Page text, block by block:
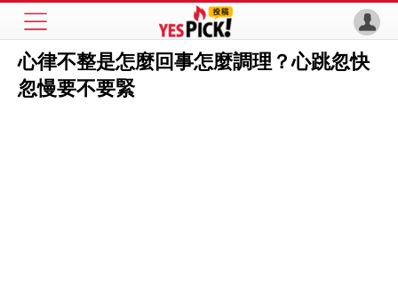
心律不整是怎麼回事怎麼調理？心跳忽快
忽慢要不要緊